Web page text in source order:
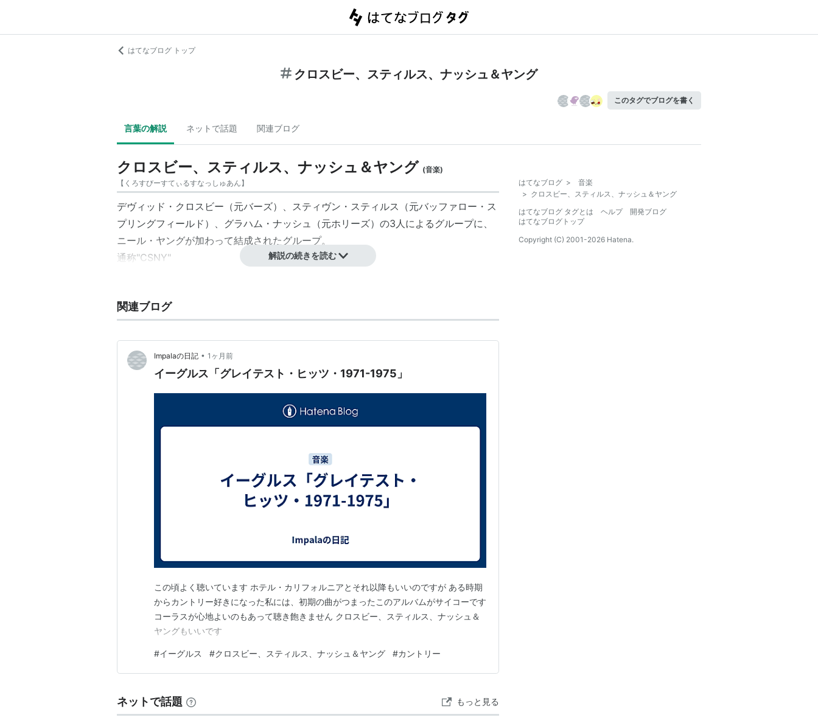
はてなブログ トップ
クロスビー、スティルス、ナッシュ＆ヤング
このタグでブログを書く
言葉の解説 ネットで話題 関連ブログ
クロスビー、スティルス、ナッシュ＆ヤング (音楽)
【 くろすびーすてぃるすなっしゅあん】
デヴィッド・クロスビー（元バーズ）、スティヴン・スティルス（元バッファロー・ス
プリングフィールド ）、グラハム・ナッシュ（元ホリーズ）の3人によるグループに、
ニール・ヤングが加わって結成されたグループ。
通称"CSNY" 解説の続きを読む
関連ブログ
Impalaの日記 • 1ヶ月前
イーグルス「グレイテスト・ヒッツ・1971-1975」
この頃よく聴いています ホテル・カリフォルニアとそれ以降もいいのですが ある時期
からカントリー好きになった私には、初期の曲がつまったこのアルバムがサイコーです
コーラスが心地よいのもあって聴き飽きません クロスビー、スティルス、ナッシュ＆
ヤングもいいです
#イーグルス #クロスビー、スティルス、ナッシュ＆ヤング #カントリー
ネットで話題 もっと見る
はてなブログ >
音楽
> クロスビー、スティルス、ナッシュ＆ヤング
はてなブログ タグとは
ヘルプ
開発ブログ
はてなブログトップ
Copyright (C) 2001-2026 Hatena.